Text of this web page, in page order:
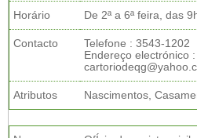
Horário De 2ª a 6ª feira, das
Contacto
Telefone : 3543-1202
Endereço electrónico :
Atributos Nascimentos,